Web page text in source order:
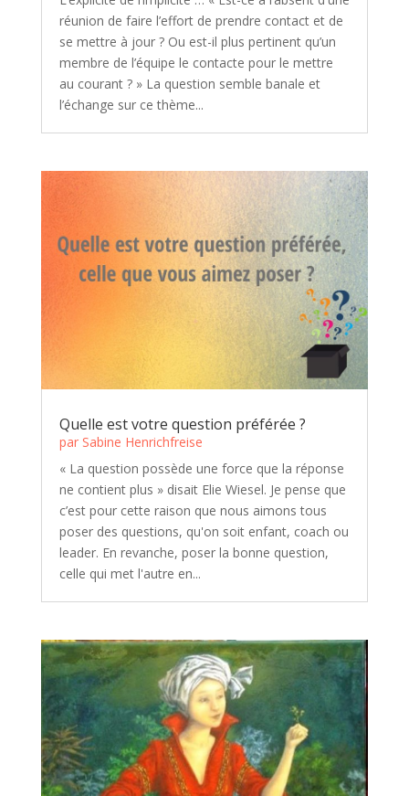
réunion de faire l’effort de prendre contact et de
se mettre à jour ? Ou est-il plus pertinent qu’un
membre de l’équipe le contacte pour le mettre
au courant ? » La question semble banale et
l’échange sur ce thème...
Quelle est votre question préférée ?
par Sabine Henrichfreise
« La question possède une force que la réponse
ne contient plus » disait Elie Wiesel. Je pense que
c’est pour cette raison que nous aimons tous
poser des questions, qu'on soit enfant, coach ou
leader. En revanche, poser la bonne question,
celle qui met l'autre en...